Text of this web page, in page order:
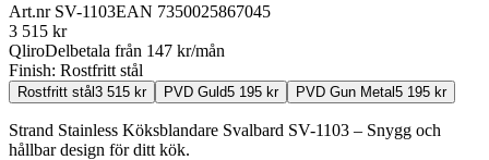
Art.nr SV-1103EAN 7350025867045
3 515 kr
QliroDelbetala från 147 kr/mån
Finish: Rostfritt stål
Rostfritt stål 3 515 kr PVD Guld5 195 kr PVD Gun Metal 5 195 kr
Strand Stainless Köksblandare Svalbard SV-1103 – Snygg och
hållbar design för ditt kök.